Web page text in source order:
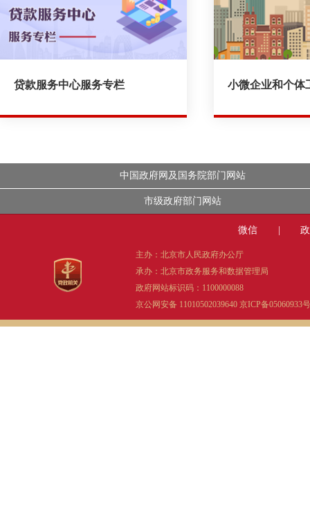
贷款服务中心服务专栏 小微企业和个体
中国政府网及国务院部门网站
市级政府部门网站
微信
主办：北京市人民政府办公厅
承办：北京市政务服务和数据管理局
政府网站标识码：1100000088
京公网安备 11010502039640 京ICP备05060933号